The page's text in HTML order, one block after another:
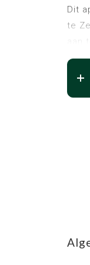
Dit
te
aan
De
dit
In
dit